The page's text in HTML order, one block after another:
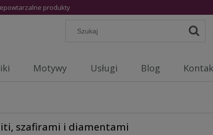
produkty
Motywy Usługi Blog
szafirami i diamentami